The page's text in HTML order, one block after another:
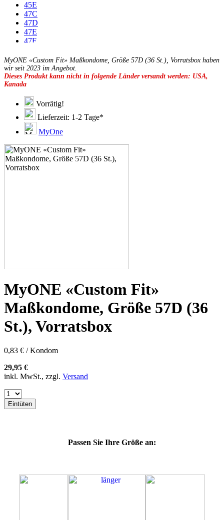
45E
47C
47D
47E
47F
49D
49E
49F
49G
51C
51D
51E
51F
51G
53C
53D
53E
57H
57K
60E
60F
60G
60H
60K
60L
64E
64F
64L
64M
MyONE «Custom Fit» Maßkondome, Größe 57D (36 St.), Vorratsbox haben
wir seit 2023 im Angebot.
Dieses Produkt kann nicht in folgende Länder versandt werden: USA,
Kanada
Vorrätig!
Lieferzeit: 1-2 Tage*
MyOne
MyONE «Custom Fit»
Maßkondome, Größe 57D (36
St.), Vorratsbox
0,83 € / Kondom
29,95 €
inkl. MwSt., zzgl. Versand
Eintüten
Passen Sie Ihre Größe an: